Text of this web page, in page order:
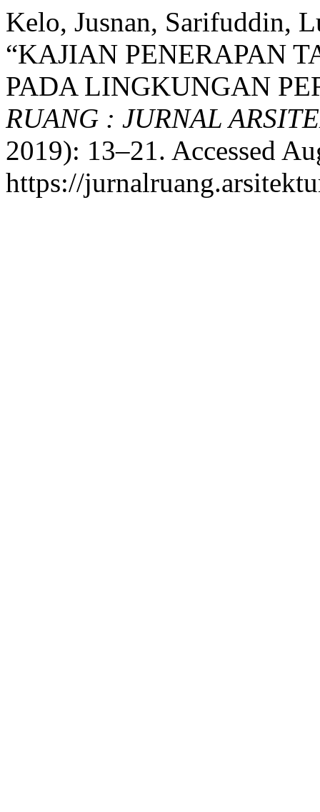
Kelo, Jusnan, Sarifuddin,
“KAJIAN PENERAPAN
PADA LINGKUNGAN
RUANG : JURNAL
2019): 13–21. Accessed
https://